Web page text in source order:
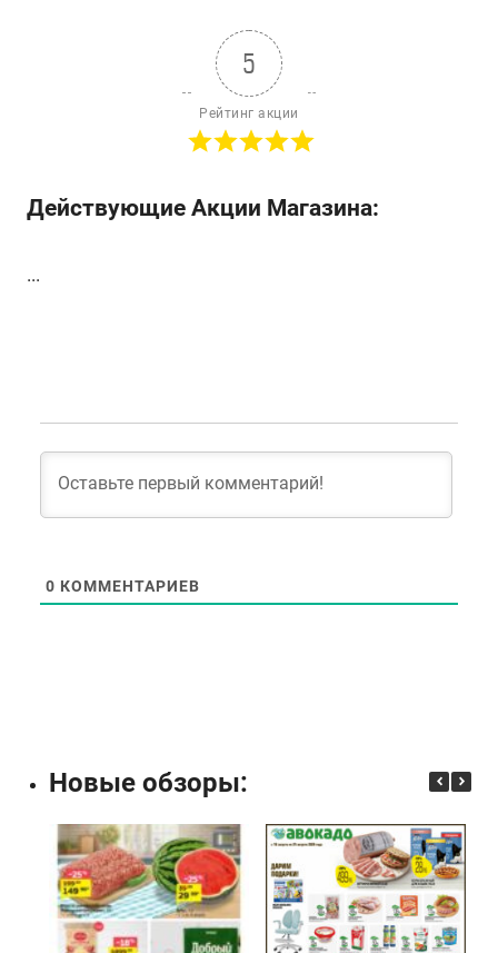
5
Рейтинг акции
Действующие Акции Магазина:
...
0 КОММЕНТАРИЕВ
Новые обзоры: